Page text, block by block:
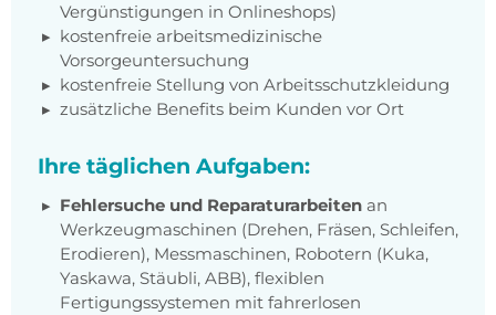
Vergünstigungen in Onlineshops)
kostenfreie arbeitsmedizinische
Vorsorgeuntersuchung
kostenfreie Stellung von Arbeitsschutzkleidung
zusätzliche Benefits beim Kunden vor Ort
Ihre täglichen Aufgaben:
Fehlersuche und Reparaturarbeiten an
Werkzeugmaschinen (Drehen, Fräsen, Schleifen,
Erodieren), Messmaschinen, Robotern (Kuka,
Yaskawa, Stäubli, ABB), flexiblen
Fertigungssystemen mit fahrerlosen